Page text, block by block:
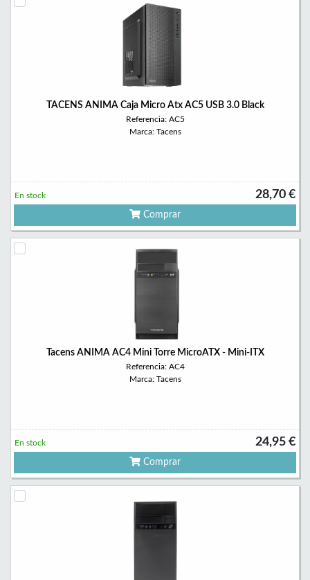
TACENS ANIMA Caja Micro Atx AC5 USB 3.0 Black
Referencia: AC5
Marca: Tacens
28,70 €
En stock
Comprar
Tacens ANIMA AC4 Mini Torre MicroATX - Mini-ITX
Referencia: AC4
Marca: Tacens
24,95 €
En stock
Comprar